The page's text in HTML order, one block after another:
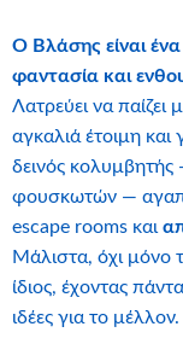
Ο Βλάσης είναι ένα
φαντασία και
Λατρεύει να παίζει
αγκαλιά έτοιμη και
δεινός
φουσκωτών —
escape rooms και
Μάλιστα, όχι μόνο
ίδιος, έχοντας
ιδέες για το μέλλον.